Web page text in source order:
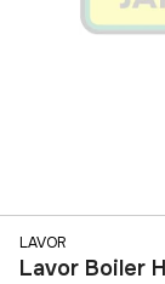
LAVOR
Lavor Boiler